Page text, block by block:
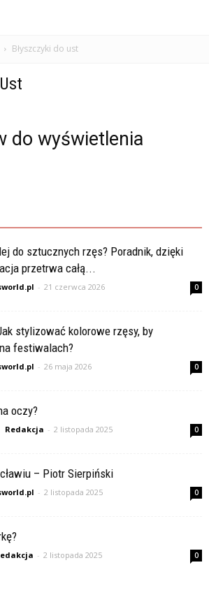
Błyszczyki do ust
do wyświetlenia
do sztucznych rzęs? Poradnik, dzięki
przetrwa całą...
- 21 czerwca 2026 0
stylizować kolorowe rzęsy, by
festiwalach?
- 26 maja 2026 0
oczy?
Redakcja - 2 listopada 2025 0
– Piotr Sierpiński
- 2 listopada 2025 0
- 2 listopada 2025 0